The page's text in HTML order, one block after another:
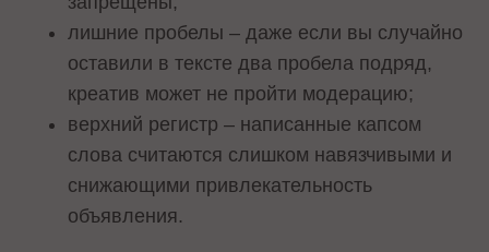
лишние пробелы – даже если вы случайно
оставили в тексте два пробела подряд,
креатив может не пройти модерацию;
верхний регистр – написанные капсом
слова считаются слишком навязчивыми и
снижающими привлекательность
объявления.